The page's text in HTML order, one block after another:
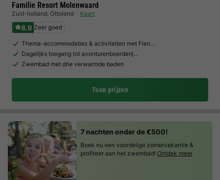
Familie Resort Molenwaard
Zuid-holland, Ottoland Kaart
8.9 Zeer goed
Thema-accommodaties & activiteiten met Fien…
Dagelijks toegang tot avonturenboerderij…
Zwembad met drie verwarmde baden
Toon prijzen
7 nachten onder de €500!
Boek nu een voordelige zomervakantie &
profiteer aan het zwembad! Ontdek meer